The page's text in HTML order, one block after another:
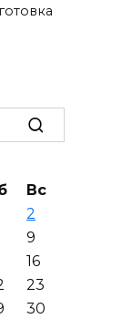
Вс
2
9
16
23
30